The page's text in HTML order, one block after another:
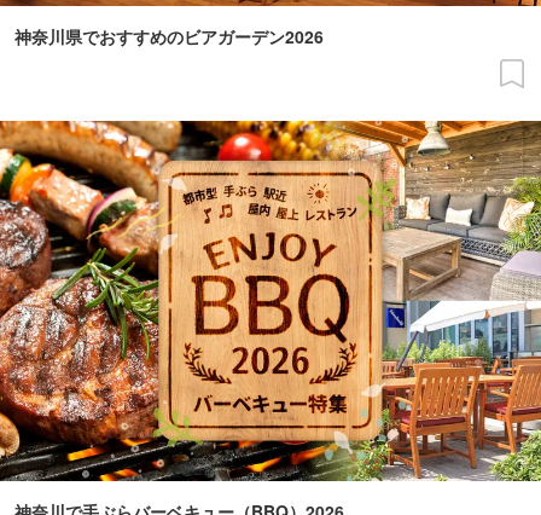
神奈川県でおすすめのビアガーデン2026